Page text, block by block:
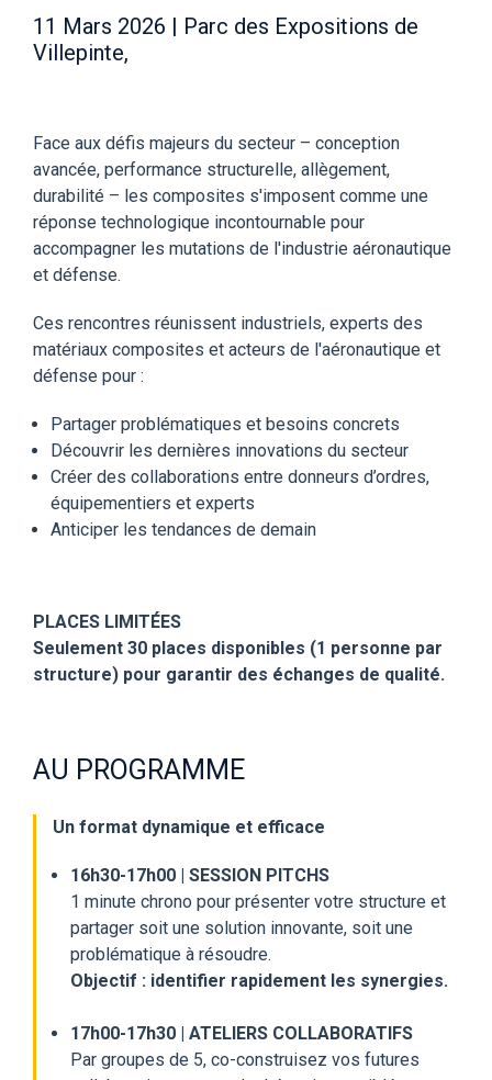
11 Mars 2026 | Parc des Expositions de
Villepinte,
Face aux défis majeurs du secteur – conception
avancée, performance structurelle, allègement,
durabilité – les composites s'imposent comme une
réponse technologique incontournable pour
accompagner les mutations de l'industrie aéronautique
et défense.
Ces rencontres réunissent industriels, experts des
matériaux composites et acteurs de l'aéronautique et
défense pour :
Partager problématiques et besoins concrets
Découvrir les dernières innovations du secteur
Créer des collaborations entre donneurs d’ordres,
équipementiers et experts
Anticiper les tendances de demain
PLACES LIMITÉES
Seulement 30 places disponibles (1 personne par
structure) pour garantir des échanges de qualité.
AU PROGRAMME
Un format dynamique et efficace
16h30-17h00 | SESSION PITCHS
1 minute chrono pour présenter votre structure et
partager soit une solution innovante, soit une
problématique à résoudre.
Objectif : identifier rapidement les synergies.
17h00-17h30 | ATELIERS COLLABORATIFS
Par groupes de 5, co-construisez vos futures